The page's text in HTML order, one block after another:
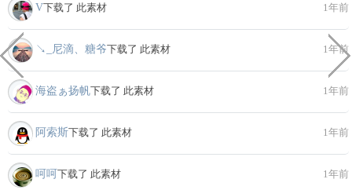
V下载了 此素材 1年前
↘_尼滴、糖爷下载了 此素材 1年前
海盗ぁ扬帆下载了 此素材 1年前
阿索斯下载了 此素材 1年前
呵呵 下载了 此素材 1年前